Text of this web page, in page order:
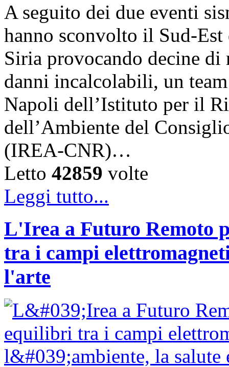
A seguito dei due eventi
hanno sconvolto il Sud-
Siria provocando decine
danni incalcolabili, un
Napoli dell’Istituto per il
dell’Ambiente del
(IREA-CNR)…
Letto 42859 volte
Leggi tutto...
L'Irea a Futuro Remoto
tra i campi
l'arte